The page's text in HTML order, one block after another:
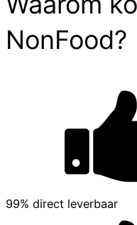
NonFood?
99% direct leverbaar